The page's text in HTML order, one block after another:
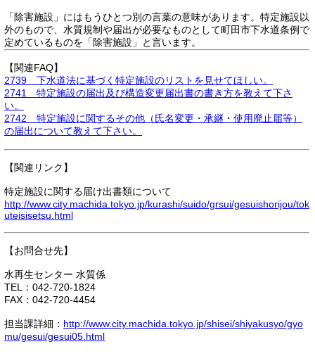
「除害施設」にはもうひとつ別の言葉の意味があります。特定施設以
外のもので、水質規制や届出が必要なものとして町田市下水道条例で
定めているものを「除害施設」と言います。
【関連FAQ】
2739 下水道法に基づく特定施設のリストを見せてほしい。
2741 特定施設の届出及び構造変更届出書の書き方を教えて下さ
い。
2742 特定施設に関するその他（氏名変更・承継・使用廃止届等）
の届出について教えて下さい。
【関連リンク】
特定施設に関する届け出書類について
http://www.city.machida.tokyo.jp/kurashi/suido/grsui/gesuishorijou/tok
uteisisetsu.html
【お問合せ先】
水再生センター 水質係
TEL：042-720-1824
FAX：042-720-4454
担当課詳細： http://www.city.machida.tokyo.jp/shisei/shiyakusyo/gyo
mu/gesui/gesui05.html